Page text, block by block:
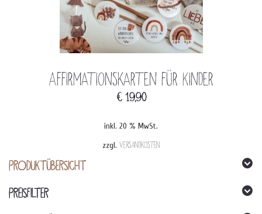
Affirmationskarten für Kinder
€19,90
inkl. 20 % MwSt.
zzgl. Versandkosten
PRODUKTÜBERSICHT
PREISFILTER